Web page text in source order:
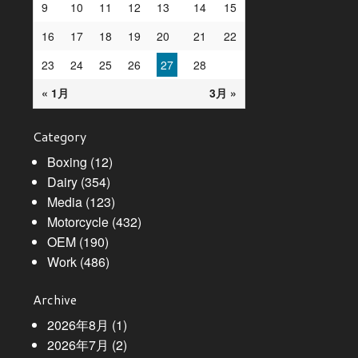
« 1月 3月 »
9
10 11 12 13 14
15
16
17 18 19 20 21
22
23
24 25 26 27 28
Category
Boxing (12)
Dairy(354)
Media(123)
Motorcycle(432)
OEM(190)
Work(486)
Archive
2026年8月 (1)
2026年7月 (2)